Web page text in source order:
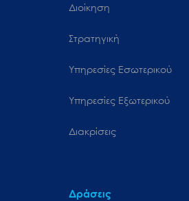
Διοίκηση
Στρατηγική
Υπηρεσίες Εσωτερικού
Υπηρεσίες Εξωτερικού
Διακρίσεις
Δράσεις